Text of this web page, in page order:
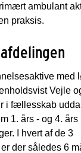
ambulant
praksis.
med
Vejle
i fællesskab
1. års - og 4. års
I hvert af de 3
der således 6